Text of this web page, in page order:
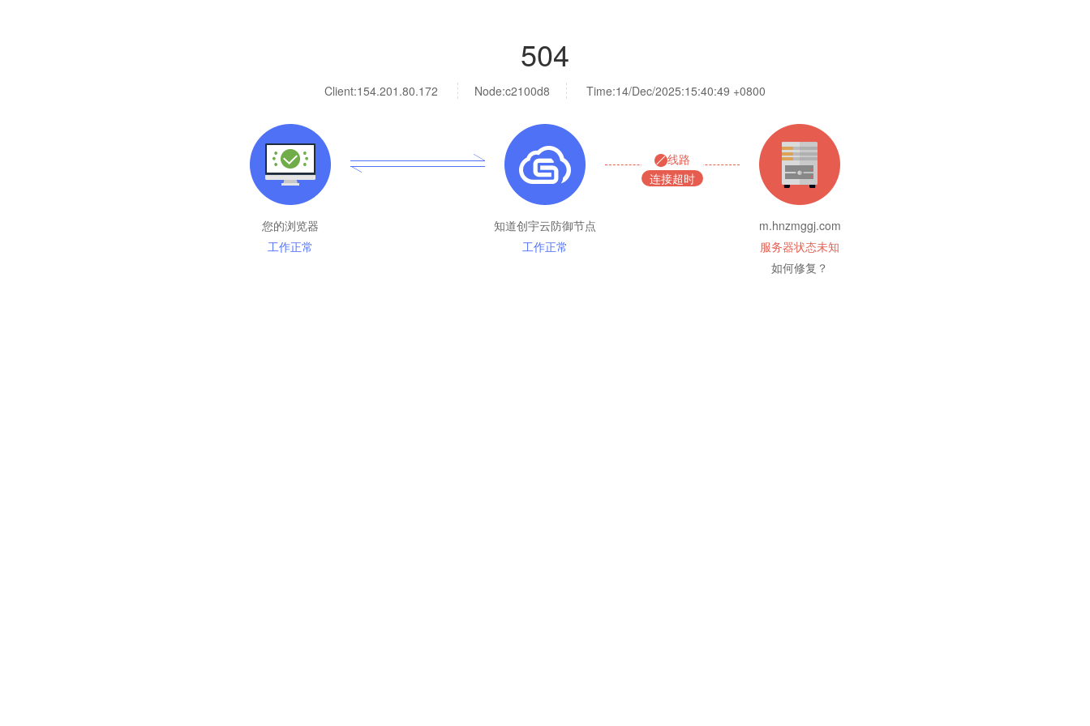
504
Client:154.201.80.172 Node:c2100d8 Time:14/Dec/2025:15:40:49 +0800
您的浏览器
工作正常
知道创宇云防御节点
工作正常
线路
连接超时
m.hnzmggj.com
服务器状态未知
如何修复？